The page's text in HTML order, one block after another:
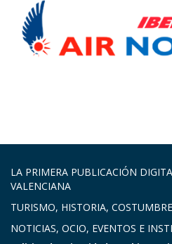
LA PRIMERA PUBLICACIÓN
VALENCIANA
TURISMO, HISTORIA,
NOTICIAS, OCIO, EVENTOS E